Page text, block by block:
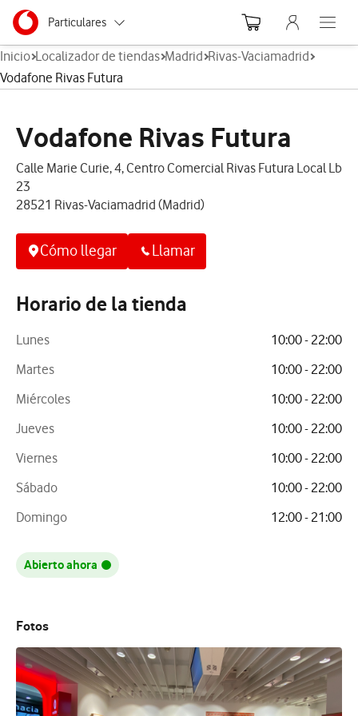
Ir a la pagina principal de vodafone.es
Menu navegación Segmento
Particulares
Autónomos
Grandes empresas
Menu
Abre el
Inicio Localizador de tiendas Madrid Rivas-Vaciamadrid
Vodafone Rivas Futura
Vodafone Rivas Futura
Calle Marie Curie, 4, Centro Comercial Rivas Futura Local Lb
23
28521 Rivas-Vaciamadrid (Madrid)
Cómo llegar Llamar
Horario de la tienda
Lunes
10:00 - 22:00
Martes
10:00 - 22:00
Miércoles
10:00 - 22:00
Jueves
10:00 - 22:00
Viernes
10:00 - 22:00
Sábado
10:00 - 22:00
Domingo
12:00 - 21:00
Abierto ahora
Fotos